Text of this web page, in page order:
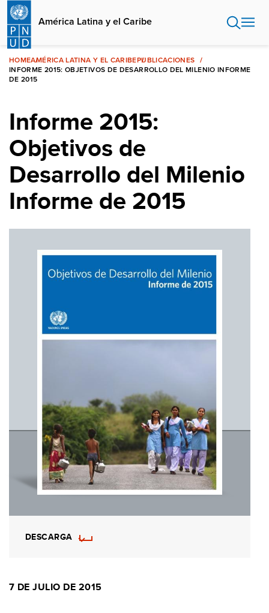
Pasar
contenido
principal
América Latina y el Caribe
HOMEAMÉRICA LATINA Y EL CARIBEPUBLICACIONES
INFORME 2015: OBJETIVOS DE DESARROLLO DEL MILENIO INFORME
DE 2015
Informe 2015:
Objetivos de
Desarrollo del Milenio
Informe de 2015
DESCARGA
7 DE JULIO DE 2015